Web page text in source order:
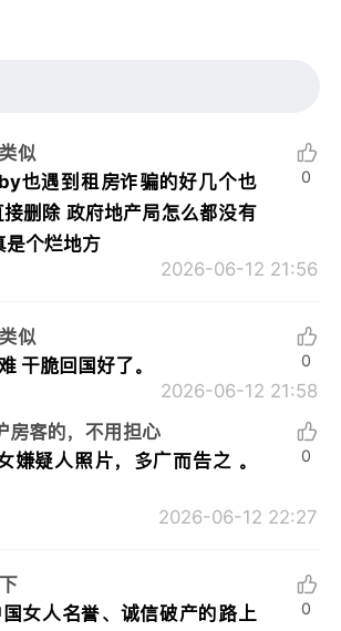
似
也遇到租房诈骗的好几个也
删除 政府地产局怎么都没有
是个烂地方
2026-06-12 21:56
0
似
干脆回国好了。
2026-06-12 21:58
0
房客的，不用担心
嫌疑人照片，多广而告之 。
2026-06-12 22:27
0
女人名誉、诚信破产的路上
0